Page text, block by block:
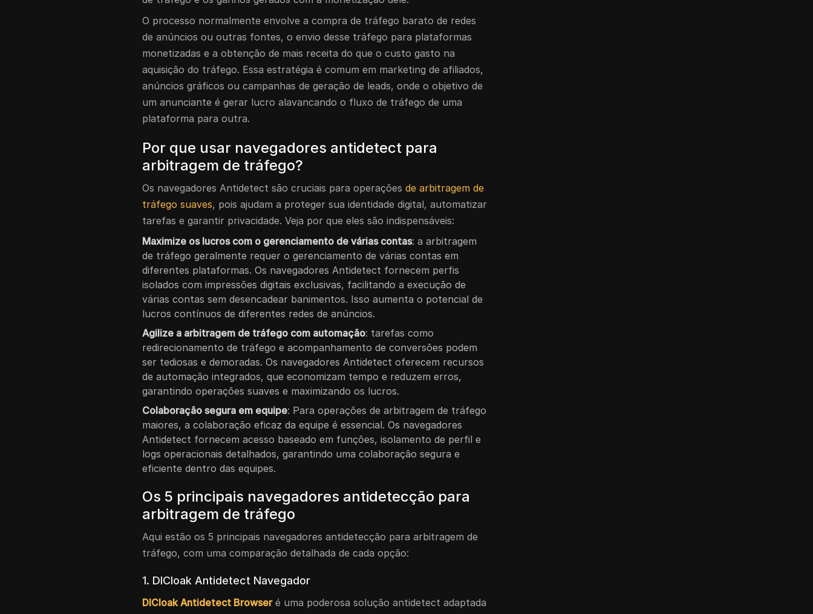
O processo normalmente envolve a compra de tráfego barato de redes
de anúncios ou outras fontes, o envio desse tráfego para plataformas
monetizadas e a obtenção de mais receita do que o custo gasto na
aquisição do tráfego. Essa estratégia é comum em marketing de afiliados,
anúncios gráficos ou campanhas de geração de leads, onde o objetivo de
um anunciante é gerar lucro alavancando o fluxo de tráfego de uma
plataforma para outra.
Por que usar navegadores antidetect para
arbitragem de tráfego?
Os navegadores Antidetect são cruciais para operaçõesde arbitragem de
tráfego suaves, pois ajudam a proteger sua identidade digital, automatizar
tarefas e garantir privacidade. Veja por que eles são indispensáveis:
Maximize os lucros com o gerenciamento de várias contas: a arbitragem
de tráfego geralmente requer o gerenciamento de várias contas em
diferentes plataformas. Os navegadores Antidetect fornecem perfis
isolados com impressões digitais exclusivas, facilitando a execução de
várias contas sem desencadear banimentos. Isso aumenta o potencial de
lucros contínuos de diferentes redes de anúncios.
Agilize a arbitragem de tráfego com automação: tarefas como
redirecionamento de tráfego e acompanhamento de conversões podem
ser tediosas e demoradas. Os navegadores Antidetect oferecem recursos
de automação integrados, que economizam tempo e reduzem erros,
garantindo operações suaves e maximizando os lucros.
Colaboração segura em equipe: Para operações de arbitragem de tráfego
maiores, a colaboração eficaz da equipe é essencial. Os navegadores
Antidetect fornecem acesso baseado em funções, isolamento de perfil e
logs operacionais detalhados, garantindo uma colaboração segura e
eficiente dentro das equipes.
Os 5 principais navegadores antidetecção para
arbitragem de tráfego
Aqui estão os 5 principais navegadores antidetecção para arbitragem de
tráfego, com uma comparação detalhada de cada opção:
1. DICloak Antidetect Navegador
DICloak Antidetect Browseré uma poderosa solução antidetect adaptada